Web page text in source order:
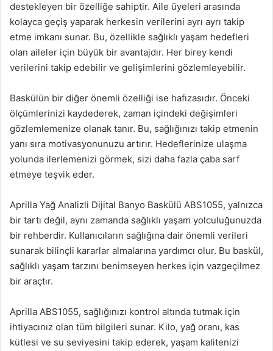
destekleyen bir özelliğe sahiptir. Aile üyeleri arasında
kolayca geçiş yaparak herkesin verilerini ayrı ayrı takip
etme imkanı sunar. Bu, özellikle sağlıklı yaşam hedefleri
olan aileler için büyük bir avantajdır. Her birey kendi
verilerini takip edebilir ve gelişimlerini gözlemleyebilir.
Baskülün bir diğer önemli özelliği ise hafızasıdır. Önceki
ölçümlerinizi kaydederek, zaman içindeki değişimleri
gözlemlemenize olanak tanır. Bu, sağlığınızı takip etmenin
yanı sıra motivasyonunuzu artırır. Hedeflerinize ulaşma
yolunda ilerlemenizi görmek, sizi daha fazla çaba sarf
etmeye teşvik eder.
Aprilla Yağ Analizli Dijital Banyo Baskülü ABS1055, yalnızca
bir tartı değil, aynı zamanda sağlıklı yaşam yolculuğunuzda
bir rehberdir. Kullanıcıların sağlığına dair önemli verileri
sunarak bilinçli kararlar almalarına yardımcı olur. Bu baskül,
sağlıklı yaşam tarzını benimseyen herkes için vazgeçilmez
bir araçtır.
Aprilla ABS1055, sağlığınızı kontrol altında tutmak için
ihtiyacınız olan tüm bilgileri sunar. Kilo, yağ oranı, kas
kütlesi ve su seviyesini takip ederek, yaşam kalitenizi